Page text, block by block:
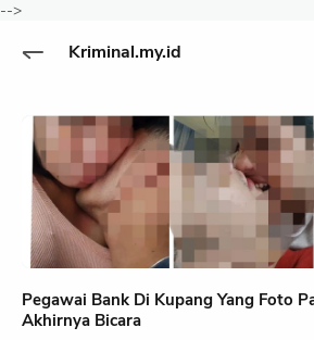
-->
Kriminal.my.id
Pegawai Bank Di Kupang Yang Foto
Akhirnya Bicara